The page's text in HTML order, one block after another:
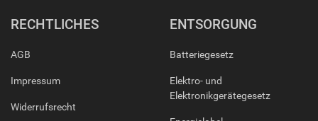
RECHTLICHES
AGB
Impressum
Widerrufsrecht
ENTSORGUNG
Batteriegesetz
Elektro- und
Elektronikgerätegesetz